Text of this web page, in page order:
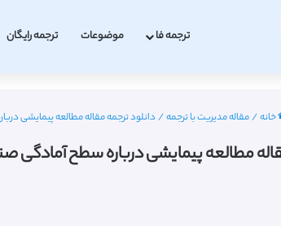
ترجمه فا موضوعات ترجمه رایگان
خانه/مقاله مدیریت با ترجمه/ دانلود ترجمه مقاله مطالعه پیمایشی درباره سطح آمادگی صنعت 4.0 در شرکتهای کوچک و